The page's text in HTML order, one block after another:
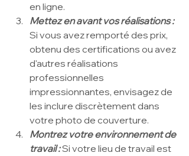
en ligne.
Mettez en avant vos réalisations :
Si vous avez remporté des prix,
obtenu des certifications ou avez
d'autres réalisations
professionnelles
impressionnantes, envisagez de
les inclure discrètement dans
votre photo de couverture.
Montrez votre environnement de
travail :Si votre lieu de travail est